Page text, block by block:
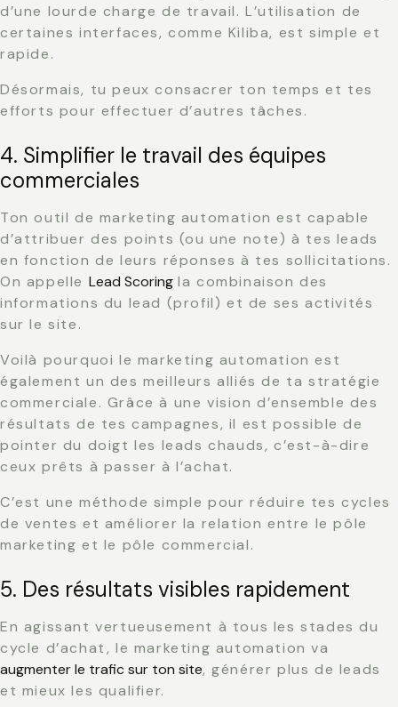
d’une lourde charge de travail. L’utilisation de
certaines interfaces, comme Kiliba, est simple et
rapide.
Désormais, tu peux consacrer ton temps et tes
efforts pour effectuer d’autres tâches.
4. Simplifier le travail des équipes
commerciales
Ton outil de marketing automation est capable
d’attribuer des points (ou une note) à tes leads
en fonction de leurs réponses à tes sollicitations.
On appelle Lead Scoringla combinaison des
informations du lead (profil) et de ses activités
sur le site.
Voilà pourquoi le marketing automation est
également un des meilleurs alliés de ta stratégie
commerciale. Grâce à une vision d’ensemble des
résultats de tes campagnes, il est possible de
pointer du doigt les leads chauds, c’est-à-dire
ceux prêts à passer à l’achat.
C’est une méthode simple pour réduire tes cycles
de ventes et améliorer la relation entre le pôle
marketing et le pôle commercial.
5. Des résultats visibles rapidement
En agissant vertueusement à tous les stades du
cycle d’achat, le marketing automation va
augmenter le trafic sur ton site, générer plus de leads
et mieux les qualifier.